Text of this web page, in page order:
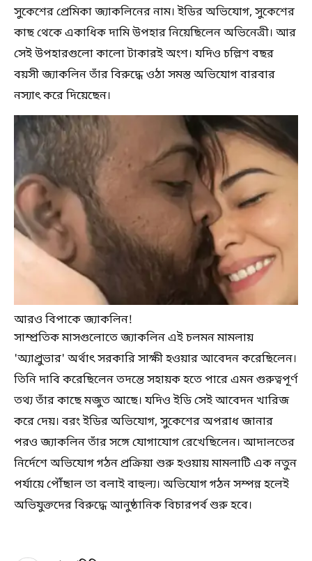
সুকেশের প্রেমিকা জ্যাকলিনের নাম। ইডির অভিযোগ, সুকেশের
কাছ থেকে একাধিক দামি উপহার নিয়েছিলেন অভিনেত্রী। আর
সেই উপহারগুলো কালো টাকারই অংশ। যদিও চল্লিশ বছর
বয়সী জ্যাকলিন তাঁর বিরুদ্ধে ওঠা সমস্ত অভিযোগ বারবার
নস্যাৎ করে দিয়েছেন।
আরও বিপাকে জ্যাকলিন!
সাম্প্রতিক মাসগুলোতে জ্যাকলিন এই চলমন মামলায়
'অ্যাপ্রুভার' অর্থাৎ সরকারি সাক্ষী হওয়ার আবেদন করেছিলেন।
তিনি দাবি করেছিলেন তদন্তে সহায়ক হতে পারে এমন গুরুত্বপূর্ণ
তথ্য তাঁর কাছে মজুত আছে। যদিও ইডি সেই আবেদন খারিজ
করে দেয়। বরং ইডির অভিযোগ, সুকেশের অপরাধ জানার
পরও জ্যাকলিন তাঁর সঙ্গে যোগাযোগ রেখেছিলেন। আদালতের
নির্দেশে অভিযোগ গঠন প্রক্রিয়া শুরু হওয়ায় মামলাটি এক নতুন
পর্যায়ে পৌঁছাল তা বলাই বাহুল্য। অভিযোগ গঠন সম্পন্ন হলেই
অভিযুক্তদের বিরুদ্ধে আনুষ্ঠানিক বিচারপর্ব শুরু হবে।